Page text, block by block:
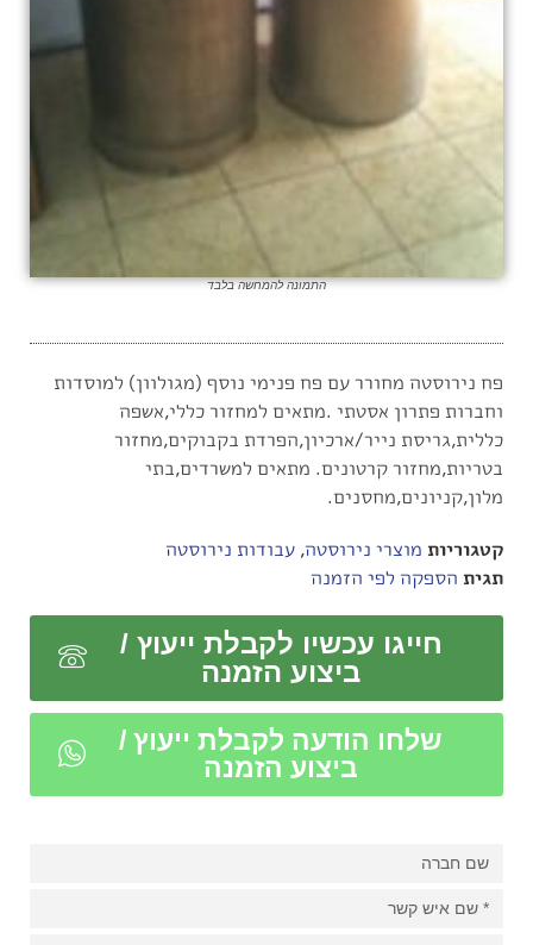
התמונה להמחשה בלבד
פח נירוסטה מחורר עם פח פנימי נוסף (מגולוון) למוסדות
וחברות פתרון אסטתי .מתאים למחזור כללי,אשפה
כללית,גריסת נייר/ארכיון,הפרדת בקבוקים,מחזור
בטריות,מחזור קרטונים. מתאים למשרדים,בתי
מלון,קניונים,מחסנים.
קטגוריות מוצרי נירוסטה, עבודות נירוסטה
תגית הספקה לפי הזמנה
חייגו עכשיו לקבלת ייעוץ /
ביצוע הזמנה
שלחו הודעה לקבלת ייעוץ /
ביצוע הזמנה